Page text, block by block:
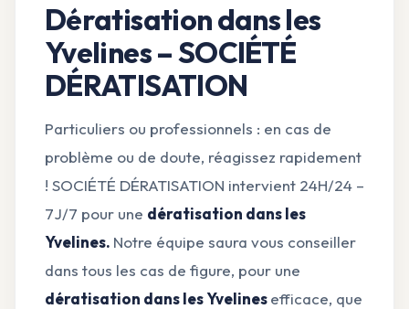
Dératisation dans les
Yvelines – SOCIÉTÉ
DÉRATISATION
Particuliers ou professionnels : en cas de
problème ou de doute, réagissez rapidement
! SOCIÉTÉ DÉRATISATION intervient 24H/24 –
7J/7 pour une dératisation dans les
Yvelines. Notre équipe saura vous conseiller
dans tous les cas de figure, pour une
dératisation dans les Yvelinesefficace, que